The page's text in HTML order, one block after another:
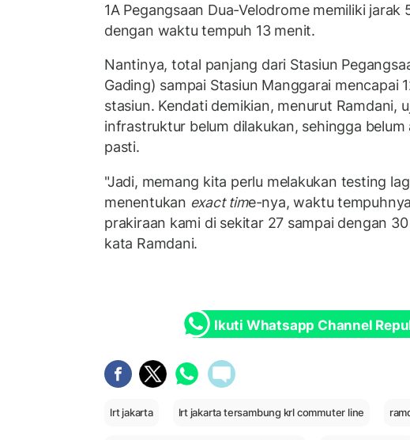
1A Pegangsaan Dua-Velodrome memiliki jarak
dengan waktu tempuh 13 menit.
Nantinya, total panjang dari Stasiun
Gading) sampai Stasiun Manggarai mencapai
stasiun. Kendati demikian, menurut Ramdani,
infrastruktur belum dilakukan, sehingga belum
pasti.
"Jadi, memang kita perlu melakukan testing
menentukan exact time-nya, waktu
prakiraan kami di sekitar 27 sampai dengan
kata Ramdani.
Ikuti Whatsapp Channel
lrt jakarta lrt jakarta tersambung krl commuter line